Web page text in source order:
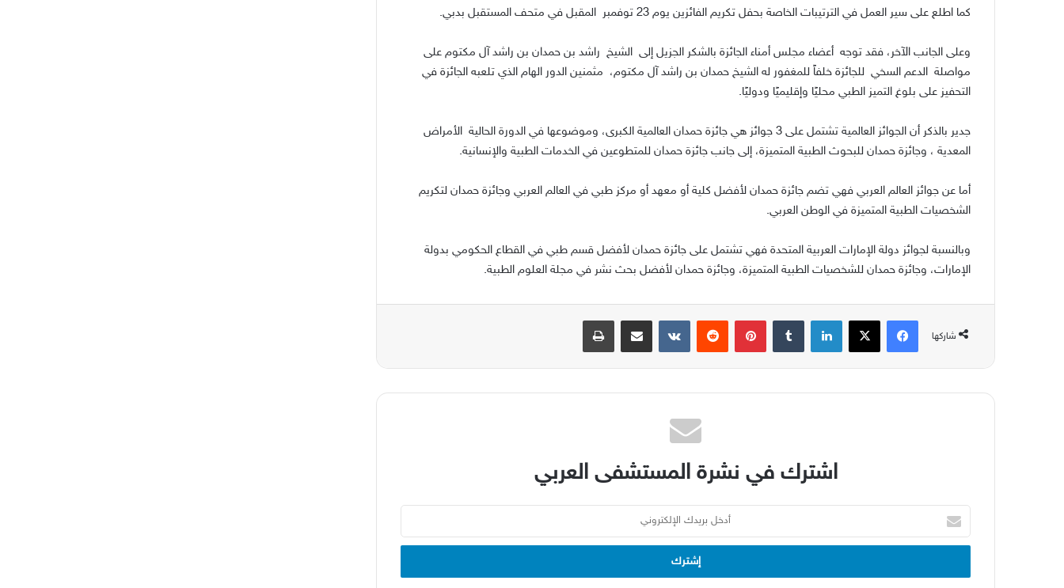
كما اطلع على سير العمل في الترتيبات الخاصة بحفل تكريم الفائزين يوم 23 توفمبر المقبل في متحف المستقبل بدبي.
وعلى الجانب الآخر، فقد توجه أعضاء مجلس أمناء الجائزة بالشكر الجزيل إلى الشيخ راشد بن حمدان بن راشد آل مكتوم على
مواصلة الدعم السخي للجائزة خلفاً للمغفور له الشيخ حمدان بن راشد آل مكتوم، مثمنين الدور الهام الذي تلعبه الجائزة في
التحفيز على بلوغ التميز الطبي محليًا وإقليميًا ودوليًا.
جدير بالذكر أن الجوائز العالمية تشتمل على 3 جوائز هي جائزة حمدان العالمية الكبرى، وموضوعها في الدورة الحالية الأمراض
المعدية ، وجائزة حمدان للبحوث الطبية المتميزة، إلى جانب جائزة حمدان للمتطوعين في الخدمات الطبية والإنسانية.
أما عن جوائز العالم العربي فهي تضم جائزة حمدان لأفضل كلية أو معهد أو مركز طبي في العالم العربي وجائزة حمدان لتكريم
الشخصيات الطبية المتميزة في الوطن العربي.
وبالنسبة لجوائز دولة الإمارات العربية المتحدة فهي تشتمل على جائزة حمدان لأفضل قسم طبي في القطاع الحكومي بدولة
الإمارات، وجائزة حمدان للشخصيات الطبية المتميزة، وجائزة حمدان لأفضل بحث نشر في مجلة العلوم الطبية.
شاركها
فيسبوك‫X لينكدإن بينتيريست مشاركة عبر البريد طباعة
اشترك في نشرة المستشفى العربي
أدخل
بريدك
الإلكتروني